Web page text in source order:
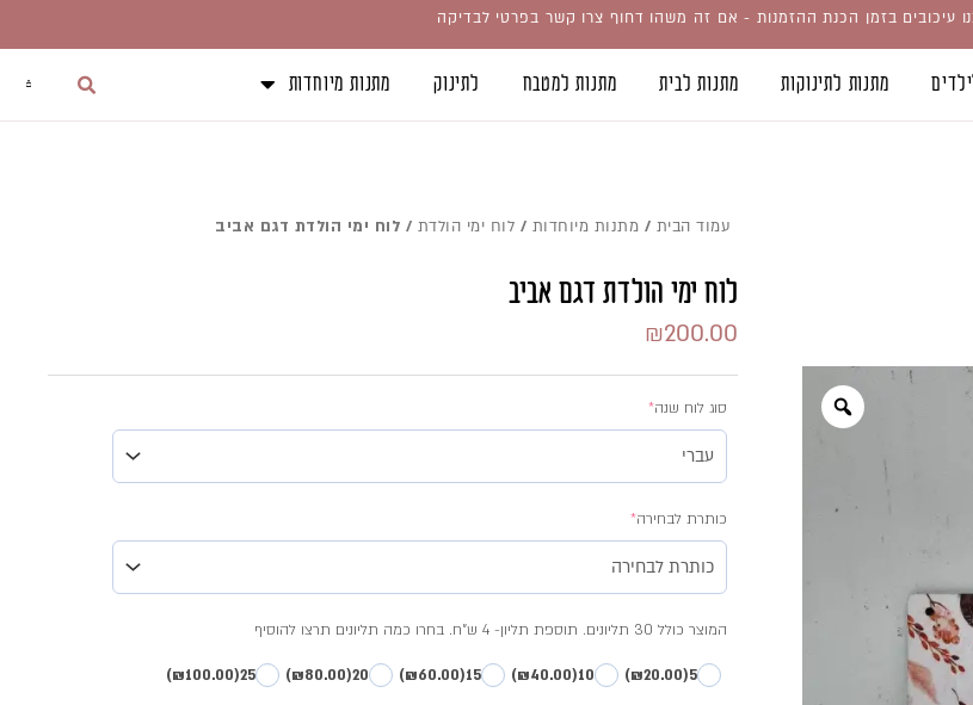
עיכובים בזמן הכנת ההזמנות - אם זה משהו דחוף צרו קשר בפרטי לבדיקה
מתנות לתינוקות מתנות לבית מתנות למטבח לתינוק מתנות מיוחדות
עגלת
עמוד הבית / מתנות מיוחדות / לוח ימי הולדת / לוח ימי הולדת דגם אביב
לוח ימי הולדת דגם אביב
₪200.00
סוג לוח שנה*
כותרת לבחירה*
המוצר כולל 30 תליונים. תוספת תליון- 4 ש"ח. בחרו כמה תליונים תרצו להוסיף
5
(₪20.00)
10
(₪40.00)
15
(₪60.00)
20
(₪80.00)
25
(₪100.00)
כמות
של
לוח
דגם